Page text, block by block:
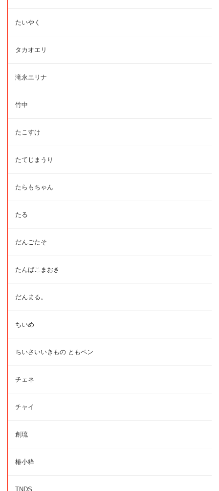
たいやく
タカオエリ
滝永エリナ
竹中
たこすけ
たてじまうり
たらもちゃん
たる
だんごたそ
たんばこまおき
だんまる。
ちいめ
ちいさいいきもの ともペン
チェネ
チャイ
創琉
椿小粋
TNDS